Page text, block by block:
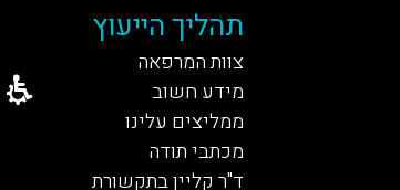
תהליך הייעוץ
צוות המרפאה
מידע חשוב
ממליצים עלינו
מכתבי תודה
ד"ר קליין בתקשורת